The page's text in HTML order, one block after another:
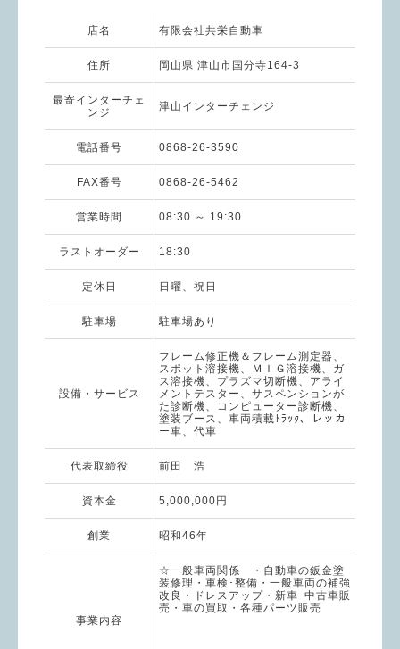
店名 有限会社共栄自動車
住所 岡山県 津山市国分寺164-3
最寄インターチェ
ンジ
津山インターチェンジ
電話番号 0868-26-3590
FAX番号 0868-26-5462
営業時間 08:30 ～ 19:30
ラストオーダー 18:30
定休日 日曜、祝日
駐車場 駐車場あり
設備・サービス
フレーム修正機＆フレーム測定器、
スポット溶接機、ＭＩＧ溶接機、ガ
ス溶接機、プラズマ切断機、アライ
メントテスター、サスペンションが
た診断機、コンピューター診断機、
塗装ブース、車両積載ﾄﾗｯｸ、レッカ
ー車、代車
代表取締役 前田 浩
資本金 5,000,000円
創業 昭和46年
事業内容
☆一般車両関係 ・自動車の鈑金塗
装修理・車検･整備・一般車両の補強
改良・ドレスアップ・新車･中古車販
売・車の買取・各種パーツ販売